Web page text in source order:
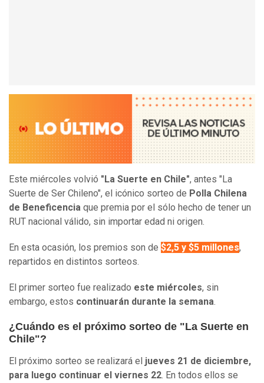
Este miércoles volvió "La Suerte en Chile", antes "La
Suerte de Ser Chileno", el icónico sorteo de Polla Chilena
de Beneficencia que premia por el sólo hecho de tener un
RUT nacional válido, sin importar edad ni origen.
En esta ocasión, los premios son de $2,5 y $5 millones,
repartidos en distintos sorteos.
El primer sorteo fue realizado este miércoles, sin
embargo, estos continuarán durante la semana.
¿Cuándo es el próximo sorteo de "La Suerte en
Chile"?
El próximo sorteo se realizará el jueves 21 de diciembre,
para luego continuar el viernes 22. En todos ellos se